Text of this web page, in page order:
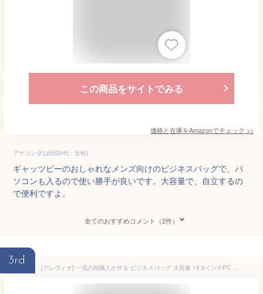
この商品をサイトでみる
価格と在庫をAmazonでチェック >>
アナコンダ山田(30代・女性)
ギャッツビーのおしゃれなメンズ向けのビジネスバッグで、パ
ソコンも入るので使い勝手が良いです。大容量で、自立するの
で便利ですよ。
全てのおすすめコメント（2件）
3rd
[グレヴィオ] 一流の鞄職人が作る ビジネスバッグ 大容量 15.6インチPC 撥水 自立 2way 出張 就活バッグ リクルートバッグ メンズ A4 ブラック ネイビー 黒 紺